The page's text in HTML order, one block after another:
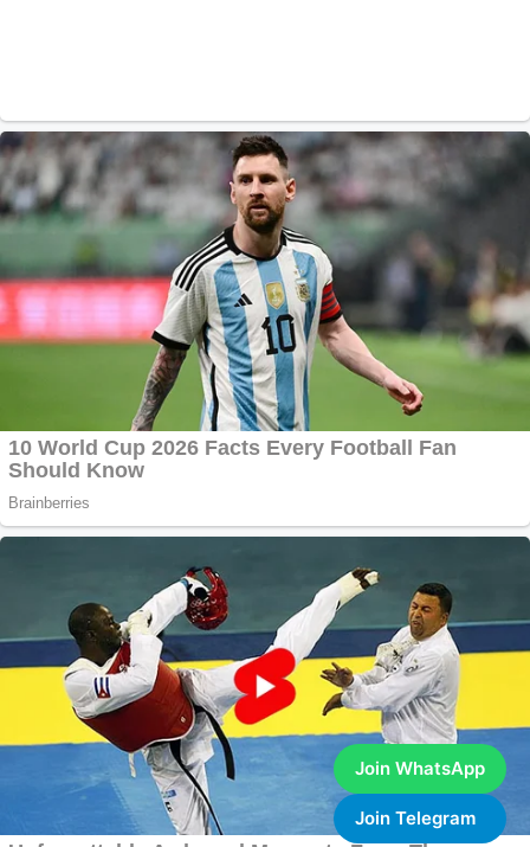
Join WhatsApp
Join Telegram